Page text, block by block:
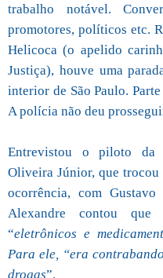
trabalho notável.
promotores, políticos etc.
Helicoca (o apelido
Justiça), houve uma
interior de São Paulo.
A polícia não deu
Entrevistou o piloto da
Oliveira Júnior, que trocou
ocorrência, com
Alexandre contou
“eletrônicos e
Para ele, “era
drogas”.